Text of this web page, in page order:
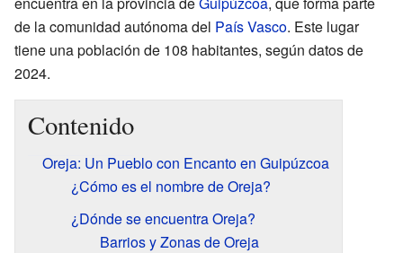
de la comunidad autónoma del País Vasco. Este lugar
tiene una población de 108 habitantes, según datos de
2024.
Contenido
Oreja: Un Pueblo con Encanto en Guipúzcoa
¿Cómo es el nombre de Oreja?
¿Dónde se encuentra Oreja?
Barrios y Zonas de Oreja